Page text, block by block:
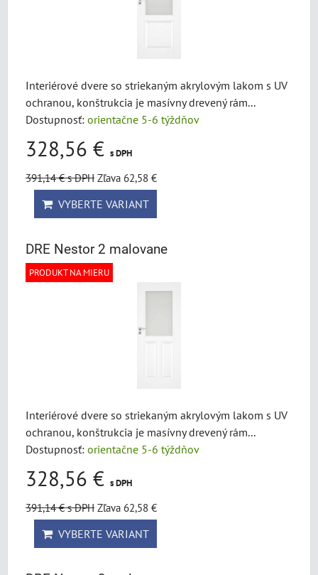
Interiérové dvere so striekaným akrylovým lakom s UV
ochranou, konštrukcia je masívny drevený rám...
Dostupnosť: orientačne 5-6 týždňov
328,56 € s DPH
391,14 €s DPH Zľava 62,58 €
VYBERTE VARIANT
DRE Nestor 2 malovane
PRODUKT NA MIERU
Interiérové dvere so striekaným akrylovým lakom s UV
ochranou, konštrukcia je masívny drevený rám...
Dostupnosť: orientačne 5-6 týždňov
328,56 € s DPH
391,14 €s DPH Zľava 62,58 €
VYBERTE VARIANT